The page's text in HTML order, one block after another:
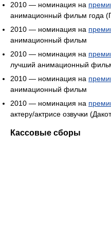
2010 — номинация на
анимационный фильм года
2010 — номинация на
анимационный фильм
2010 — номинация на
лучший анимационный
2010 — номинация на
анимационный фильм
2010 — номинация на
актеру/актрисе озвучки
Кассовые сборы